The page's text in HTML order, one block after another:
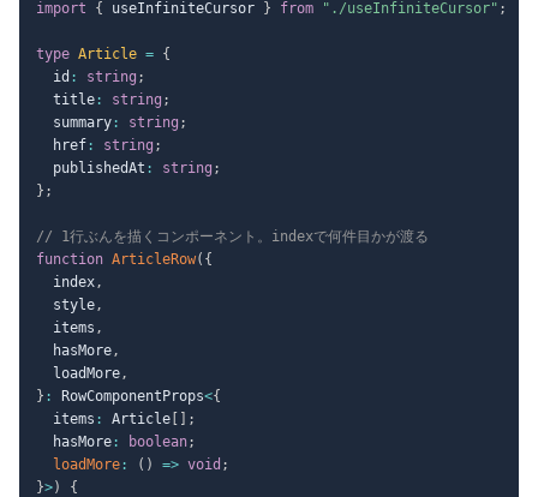
import
{ useInfiniteCursor } from "./useInfiniteCursor" ;
type Article = {
  id
: string ;
  title
: string ;
  summary
: string ;
  href
: string ;
  publishedAt
: string ;
} ;
// 1行ぶんを描くコンポーネント。indexで何件目かが渡る
function ArticleRow( {
  index
,
  style
,
  items
,
  hasMore
,
  loadMore
,
} : RowComponentProps<{
  items
: Article
;
  hasMore
: boolean;
loadMore : ( ) => void ;
}>)
{